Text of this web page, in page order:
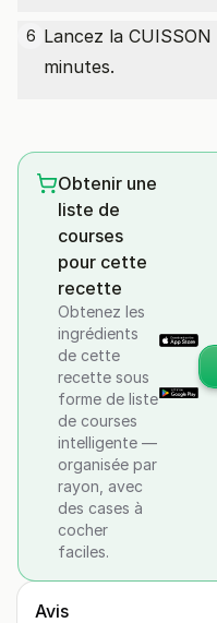
6 Lancez la
minutes.
Obtenir une
liste de
courses
pour cette
recette
Obtenez les
ingrédients
de cette
recette sous
forme de liste
de courses
intelligente —
organisée par
rayon, avec
des cases à
cocher
faciles.
Avis